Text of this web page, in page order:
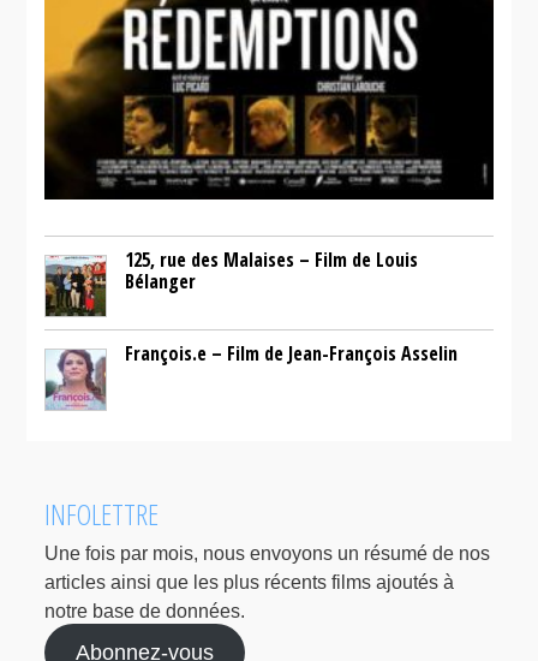
125, rue des Malaises – Film de Louis
Bélanger
François.e – Film de Jean-François Asselin
INFOLETTRE
Une fois par mois, nous envoyons un résumé de nos
articles ainsi que les plus récents films ajoutés à
notre base de données.
Abonnez-vous